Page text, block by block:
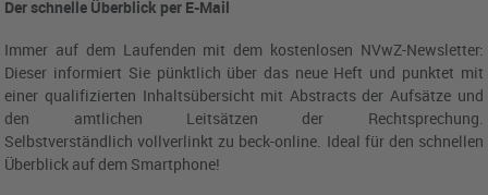
Der schnelle Überblick per E-Mail
Immer auf dem Laufenden mit dem kostenlosen NVwZ-Newsletter:
Dieser informiert Sie pünktlich über das neue Heft und punktet mit
einer qualifizierten Inhaltsübersicht mit Abstracts der Aufsätze und
den amtlichen Leitsätzen der Rechtsprechung.
Selbstverständlich vollverlinkt zu beck-online. Ideal für den schnellen
Überblick auf dem Smartphone!